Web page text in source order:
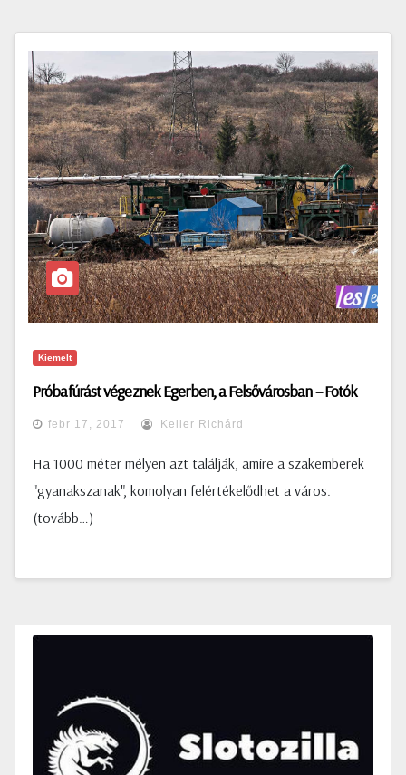
Kiemelt
Próbafúrást végeznek Egerben, a Felsővárosban – Fotók
febr 17, 2017 Keller Richárd
Ha 1000 méter mélyen azt találják, amire a szakemberek
"gyanakszanak", komolyan felértékelődhet a város.
(tovább…)